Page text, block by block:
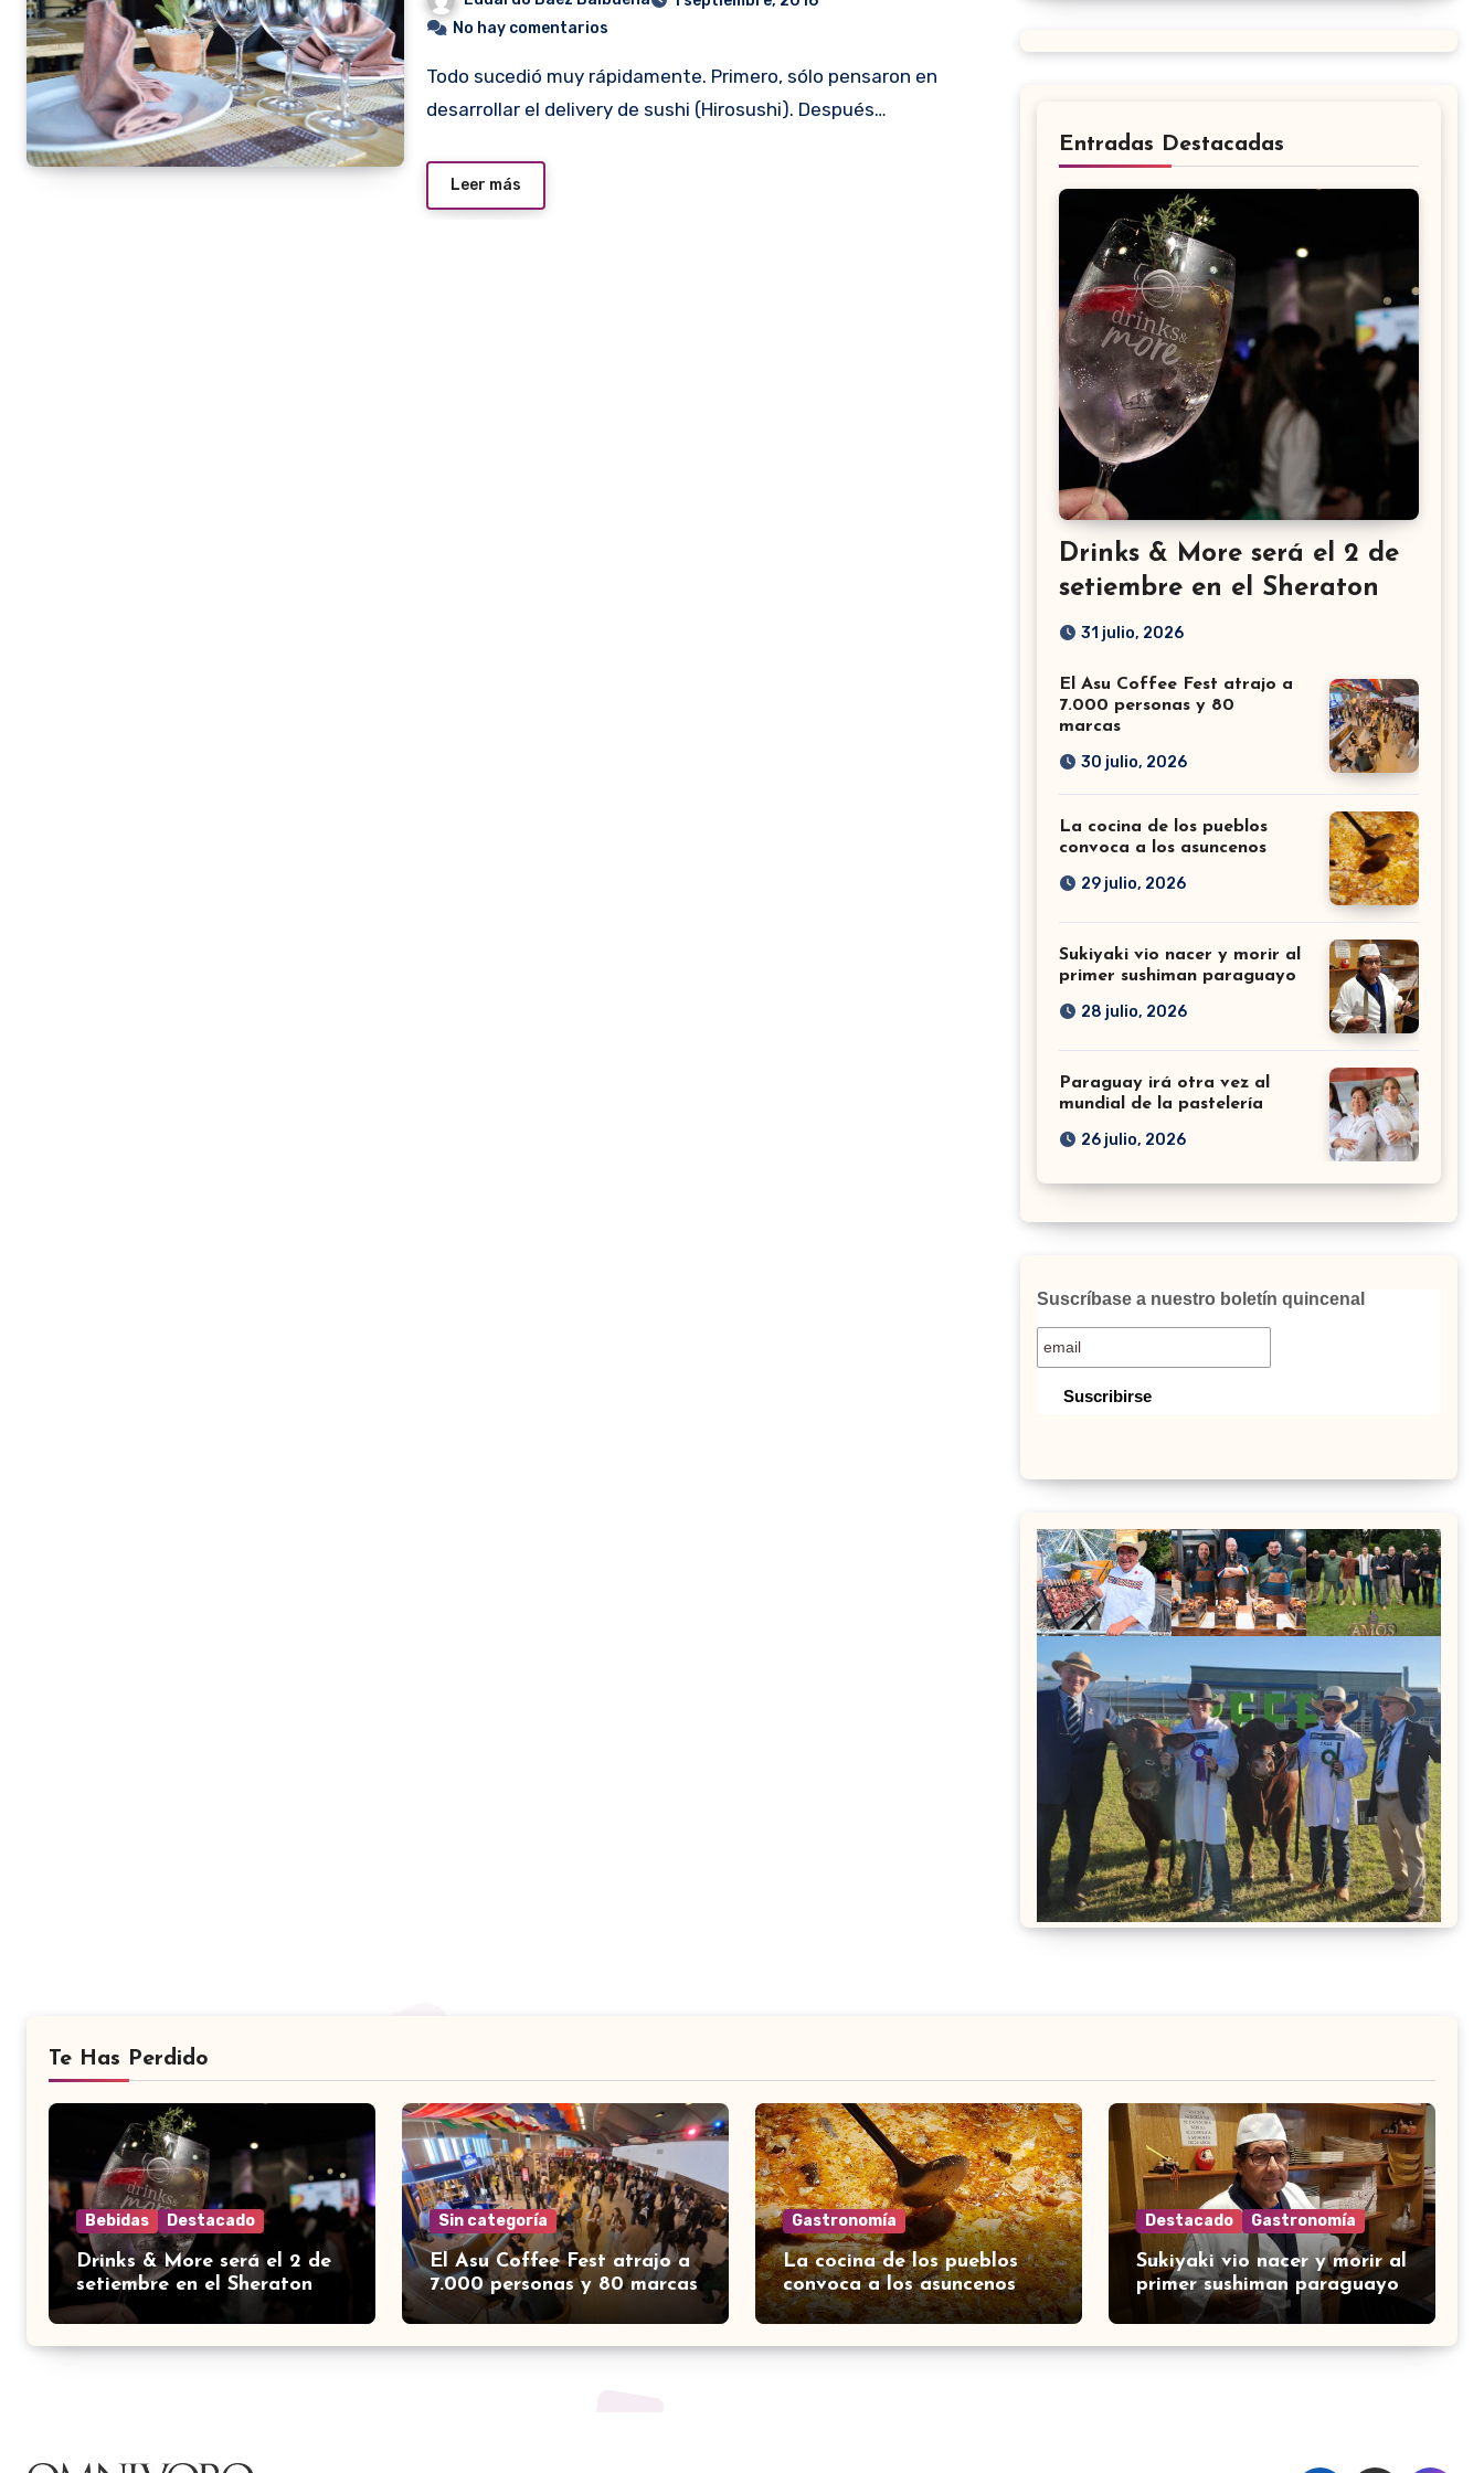
No hay comentarios
Todo sucedió muy rápidamente. Primero, sólo pensaron en
desarrollar el delivery de sushi (Hirosushi). Después…
Leer más
Entradas Destacadas
Drinks & More será el 2 de
setiembre en el Sheraton
31 julio, 2026
El Asu Coffee Fest atrajo a
7.000 personas y 80
marcas
30 julio, 2026
La cocina de los pueblos
convoca a los asuncenos
29 julio, 2026
Sukiyaki vio nacer y morir al
primer sushiman paraguayo
28 julio, 2026
Paraguay irá otra vez al
mundial de la pastelería
26 julio, 2026
Suscríbase a nuestro boletín quincenal
Te Has Perdido
Bebidas Destacado
Drinks & More será el 2 de
setiembre en el Sheraton
Sin categoría
El Asu Coffee Fest atrajo a
7.000 personas y 80 marcas
Gastronomía
La cocina de los pueblos
convoca a los asuncenos
Destacado Gastronomía
Sukiyaki vio nacer y morir al
primer sushiman paraguayo